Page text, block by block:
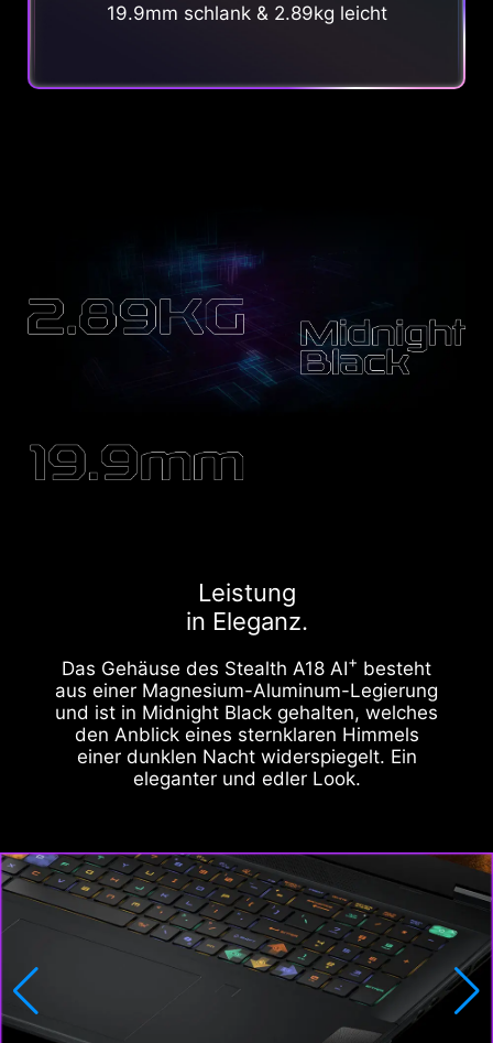
19.9mm schlank & 2.89kg leicht
Leistung
in Eleganz.
Das Gehäuse des Stealth A18 AI+ besteht
aus einer Magnesium-Aluminum-Legierung
und ist in Midnight Black gehalten, welches
den Anblick eines sternklaren Himmels
einer dunklen Nacht widerspiegelt. Ein
eleganter und edler Look.